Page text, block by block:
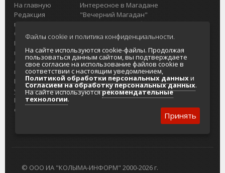
На главную
Редакция
портала
О проекте
Реклама на
портале
Отзывы и
предложения
Интернет-
услуги
Разработка
сайтов
Интересное в Магадане
"Вечерний Магадан"
Реклама
Главный туристический портал
Колымы
Политика в отношении обработки
персональных данных
Согласие на обработку персональных
данных
© ООО ИА "КОЛЫМА-ИНФОРМ" 2000-2026 г.
Файлы cookie и политика конфиденциальности.
На сайте используются cookie-файлы. Продолжая
пользоваться данным сайтом, вы подтверждаете
свое согласие на использование файлов cookie в
соответствии с настоящим уведомлением,
Политикой обработки персональных данныхи
Согласием на обработку персональных данных.
На сайте используютсярекомендательные
технологии.
Принять